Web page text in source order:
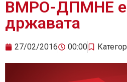
ВМРО-ДПМНЕ е
државата
27/02/2016 00:00